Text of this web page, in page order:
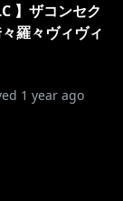
】ザコンセク
羅々ヴィヴィ
1 year ago